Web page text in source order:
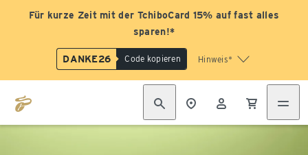
Für kurze Zeit mit der TchiboCard 15% auf fast alles
sparen!*
DANKE26 Code kopieren Hinweis*